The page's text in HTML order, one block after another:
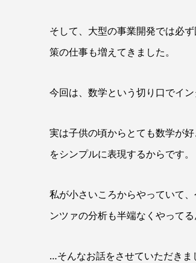
そして、大型の事業開発では必
策の仕事も増えてきました。
今回は、数学という切り口でイ
実は子供の頃からとても数学が
をシンプルに表現するからです。
私が小さいころからやっていて
ンツァの分析も半端なくやって
…そんなお話をさせていただきま